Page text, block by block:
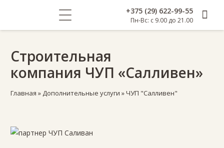
+375 (29) 622-99-55
Пн-Вс: с 9.00 до 21.00
Строительная
компания ЧУП «Салливен»
Главная »Дополнительные услуги »ЧУП "Салливен"